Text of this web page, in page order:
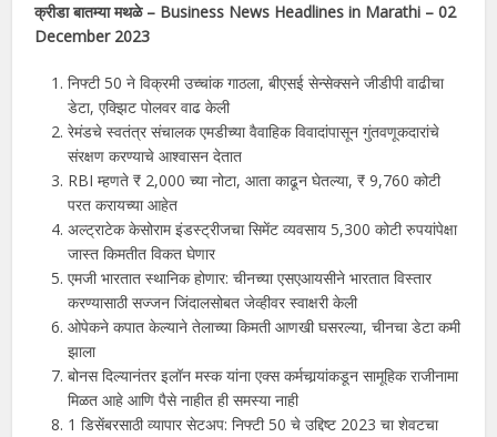
क्रीडा बातम्या मथळे – Business News Headlines in Marathi – 02
December 2023
निफ्टी 50 ने विक्रमी उच्चांक गाठला, बीएसई सेन्सेक्सने जीडीपी वाढीचा
डेटा, एक्झिट पोलवर वाढ केली
रेमंडचे स्वतंत्र संचालक एमडीच्या वैवाहिक विवादांपासून गुंतवणूकदारांचे
संरक्षण करण्याचे आश्वासन देतात
RBI म्हणते ₹ 2,000 च्या नोटा, आता काढून घेतल्या, ₹ 9,760 कोटी
परत करायच्या आहेत
अल्ट्राटेक केसोराम इंडस्ट्रीजचा सिमेंट व्यवसाय 5,300 कोटी रुपयांपेक्षा
जास्त किमतीत विकत घेणार
एमजी भारतात स्थानिक होणार: चीनच्या एसएआयसीने भारतात विस्तार
करण्यासाठी सज्जन जिंदालसोबत जेव्हीवर स्वाक्षरी केली
ओपेकने कपात केल्याने तेलाच्या किमती आणखी घसरल्या, चीनचा डेटा कमी
झाला
बोनस दिल्यानंतर इलॉन मस्क यांना एक्स कर्मचार्‍यांकडून सामूहिक राजीनामा
मिळत आहे आणि पैसे नाहीत ही समस्या नाही
1 डिसेंबरसाठी व्यापार सेटअप: निफ्टी 50 चे उद्दिष्ट 2023 चा शेवटचा